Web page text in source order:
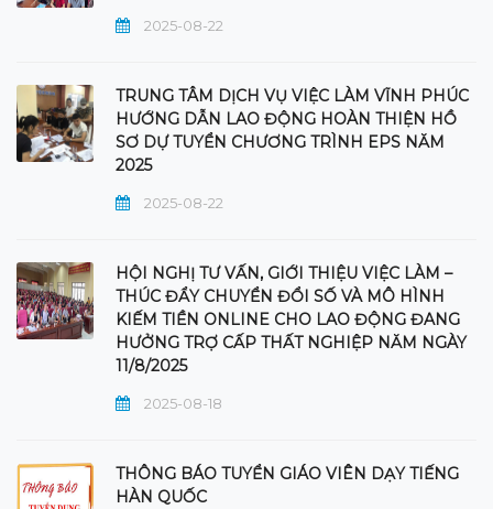
2025-08-22
TRUNG TÂM DỊCH VỤ VIỆC LÀM VĨNH PHÚC
HƯỚNG DẪN LAO ĐỘNG HOÀN THIỆN HỒ
SƠ DỰ TUYỂN CHƯƠNG TRÌNH EPS NĂM
2025
2025-08-22
HỘI NGHỊ TƯ VẤN, GIỚI THIỆU VIỆC LÀM –
THÚC ĐẨY CHUYỂN ĐỔI SỐ VÀ MÔ HÌNH
KIẾM TIỀN ONLINE CHO LAO ĐỘNG ĐANG
HƯỞNG TRỢ CẤP THẤT NGHIỆP NĂM NGÀY
11/8/2025
2025-08-18
THÔNG BÁO TUYỂN GIÁO VIÊN DẠY TIẾNG
HÀN QUỐC